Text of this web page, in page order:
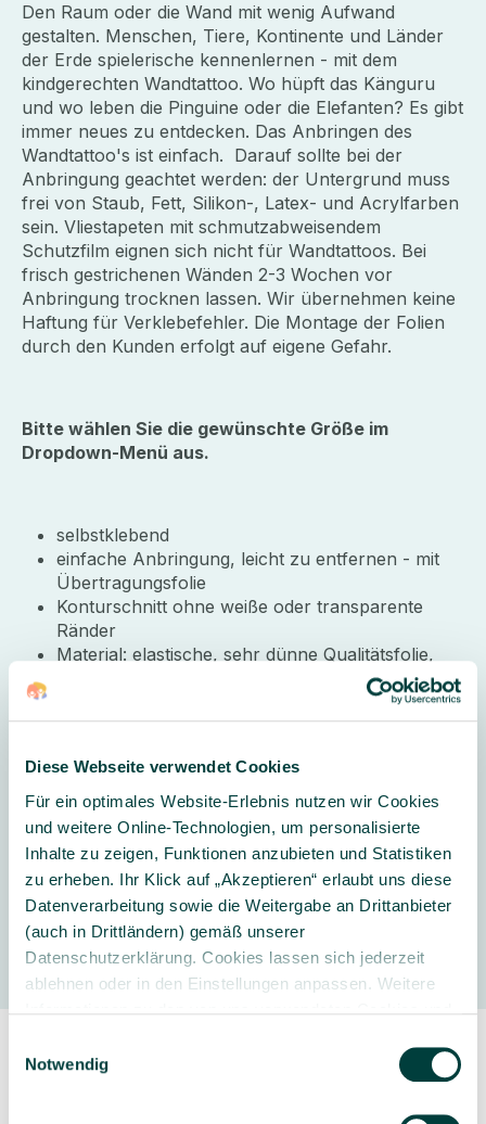
Diese Webseite verwendet Cookies
Für ein optimales Website-Erlebnis nutzen wir Cookies
und weitere Online-Technologien, um personalisierte
Inhalte zu zeigen, Funktionen anzubieten und Statistiken
zu erheben. Ihr Klick auf „Akzeptieren“ erlaubt uns diese
Datenverarbeitung sowie die Weitergabe an Drittanbieter
(auch in Drittländern) gemäß unserer
Datenschutzerklärung. Cookies lassen sich jederzeit
ablehnen oder in den Einstellungen anpassen. Weitere
schutz­erklärung
Notwendig
Den Raum oder die Wand mit wenig Aufwand
gestalten. Menschen, Tiere, Kontinente und Länder
der Erde spielerische kennenlernen - mit dem
kindgerechten Wandtattoo. Wo hüpft das Känguru
und wo leben die Pinguine oder die Elefanten? Es gibt
immer neues zu entdecken. Das Anbringen des
Wandtattoo's ist einfach. Darauf sollte bei der
Anbringung geachtet werden: der Untergrund muss
frei von Staub, Fett, Silikon-, Latex- und Acrylfarben
sein. Vliestapeten mit schmutzabweisendem
Schutzfilm eignen sich nicht für Wandtattoos. Bei
frisch gestrichenen Wänden 2-3 Wochen vor
Anbringung trocknen lassen. Wir übernehmen keine
Haftung für Verklebefehler. Die Montage der Folien
durch den Kunden erfolgt auf eigene Gefahr.
Bitte wählen Sie die gewünschte Größe im
Dropdown-Menü aus.
selbstklebend
einfache Anbringung, leicht zu entfernen - mit
Übertragungsfolie
Konturschnitt ohne weiße oder transparente
Ränder
Material: elastische, sehr dünne Qualitätsfolie,
Made in Germany
Lieferumfang:1 Wandtattoo
Hersteller